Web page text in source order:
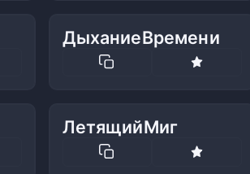
ДыханиеВремени
ЛетящийМиг